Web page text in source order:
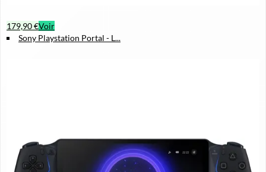
179,90 €Voir
Sony Playstation Portal - L...